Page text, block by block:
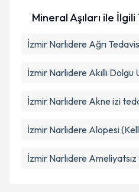
Mineral Aşıları ile
İzmir Narlıdere Ağrı
İzmir Narlıdere Akıllı Dolgu
İzmir Narlıdere Akne izi
İzmir Narlıdere Alopesi
İzmir Narlıdere